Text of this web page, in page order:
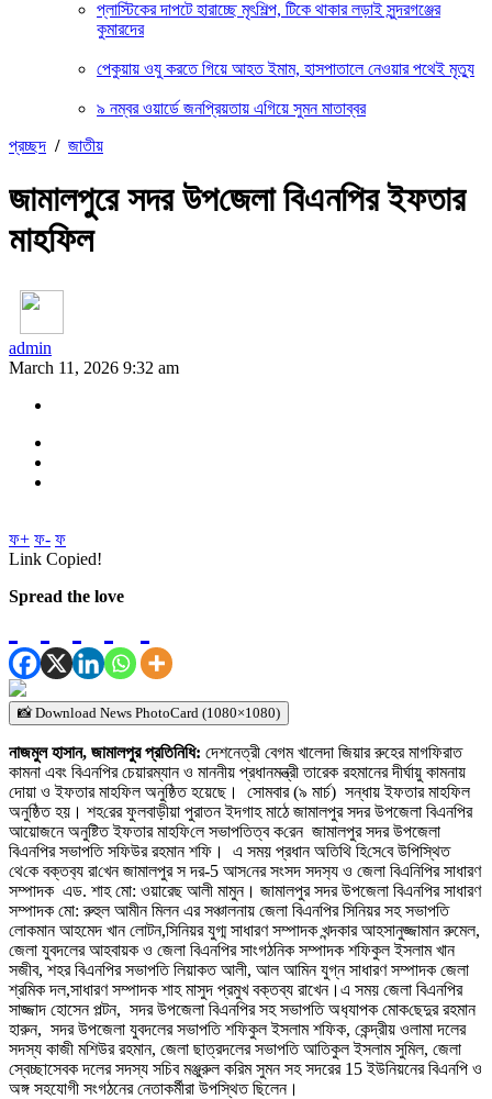
প্লাস্টিকের দাপটে হারাচ্ছে মৃৎশিল্প, টিকে থাকার লড়াই সুন্দরগঞ্জের
কুমারদের
পেকুয়ায় ওযু করতে গিয়ে আহত ইমাম, হাসপাতালে নেওয়ার পথেই মৃত্যু
৯ নম্বর ওয়ার্ডে জনপ্রিয়তায় এগিয়ে সুমন মাতাব্বর
প্রচ্ছদ / জাতীয়
জামালপুরে সদর উপ‌জেলা বিএনপির ইফতার
মাহ‌ফিল
admin
March 11, 2026 9:32 am
ফ+ ফ- ফ
Link Copied!
Spread the love
📸 Download News PhotoCard (1080×1080)
নাজমুল হাসান, জামালপুর প্রতি‌নি‌ধি: দেশনেত্রী বেগম খালেদা জিয়ার রুহের মাগফিরাত
কামনা এবং বিএনপির চেয়ারম্যান ও মাননীয় প্রধানমন্ত্রী তারেক রহমানের দীর্ঘায়ু কামনায়
দোয়া ও ইফতার মাহফিল অনুষ্ঠিত হয়েছে। সোমবার (৯ মার্চ) সন্ধায় ইফতার মাহ‌ফিল
অনু‌ষ্ঠিত হয়। শহ‌রের ফুলবাড়ীয়া পুরাতন ইদগাহ মাঠে জামালপুর সদর উপজেলা বিএনপির
আয়োজনে অনুষ্টিত ইফতার মাহ‌ফি‌লে সভাপ‌তিত্ব ক‌রেন জামালপুর সদর উপজেলা
বিএনপির সভাপতি সফিউর রহমান শফি। এ সময় প্রধান অ‌তি‌থি হি‌সে‌বে উপিস্থিত
থে‌কে বক্তব‌্য রা‌খেন জামালপুর স দর-5 আস‌নের সংসদ সদস‌্য ও জেলা বিএনিপির সাধারণ
সম্পাদক এড. শাহ মো: ওয়ারেছ আলী মামুন। জামালপুর সদর উপজেলা বিএনপির সাধারণ
সম্পাদক মো: রুহুল আমীন মিলন এর সঞ্চালনায় জেলা বিএনপির সিনিয়র সহ সভাপতি
লোকমান আহমেদ খান লোটন,সিনিয়র যুগ্ম সাধারণ সম্পাদক খন্দকার আহসানুজ্জামান রুমেল,
জেলা যুবদলের আহবায়ক ও জেলা বিএনপির সাংগঠনিক সম্পাদক শফিকুল ইসলাম খান
সজীব, শহর বিএনপির সভাপতি লিয়াকত আলী, আল আমিন যুগ্ন সাধারণ সম্পাদক জেলা
শ্রমিক দল,সাধারণ সম্পাদক শাহ মাসুদ প্রমুখ বক্তব্য রাখেন।এ সময় জেলা বিএনপির
সাজ্জাদ হোসেন পল্টন, সদর উপজেলা বিএনপির সহ সভাপতি অধ‌্যাপক মোক‌ছেদুর রহমান
হারুন, সদর উপজেলা যুবদলের সভাপতি শফিকুল ইসলাম শ‌ফিক, কেন্দ্রীয় ওলামা দলের
সদস্য কাজী মশিউর রহমান, জেলা ছাত্রদলের সভাপতি আতিকুল ইসলাম সুমিল, জেলা
স্বেচ্ছাসেবক দলের সদস্য সচিব মঞ্জুরুল করিম সুমন সহ সদরের 15 ইউনিয়নের বিএনপি ও
অঙ্গ সহযোগী সংগঠনের নেতাকর্মীরা উপস্থিত ছিলেন।